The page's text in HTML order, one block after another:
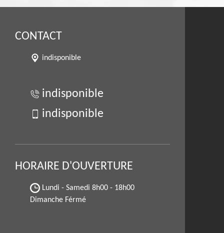
CONTACT
indisponible
indisponible
indisponible
HORAIRE D'OUVERTURE
Lundi - Samedi 8h00 - 18h00
Dimanche Férmé